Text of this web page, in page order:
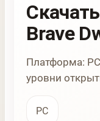
Brave
Платформа:
уровни
PC